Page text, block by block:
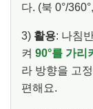
다. (북 0°/
3) 활용: 나침
켜 90°를 가리
라 방향을 고
편해요.